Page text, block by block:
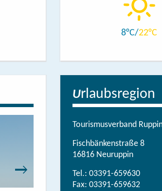
8 22
Urlaubsregion
Tourismusverband
Fischbänkenstraße 8
16816 Neuruppin
Tel.: 03391-659630
Fax: 03391-659632